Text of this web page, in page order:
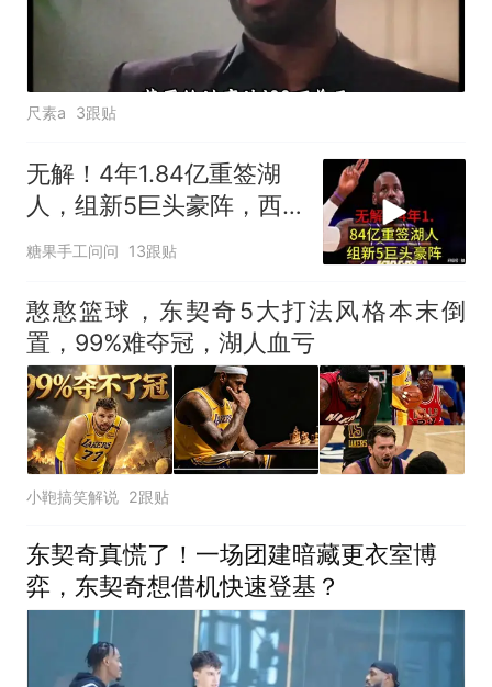
尺素a 3跟贴
无解！4年1.84亿重签湖
人，组新5巨头豪阵，西
部争冠格局又
糖果手工问问 13跟贴
憨憨篮球，东契奇5大打法风格本末倒
置，99%难夺冠，湖人血亏
小鞄搞笑解说 2跟贴
东契奇真慌了！一场团建暗藏更衣室博
弈，东契奇想借机快速登基？